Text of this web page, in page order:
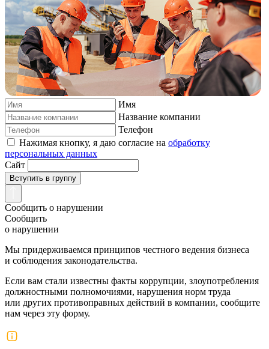
Имя
Название компании
Телефон
Нажимая кнопку, я даю согласие на обработку
персональных данных
Сайт
Вступить в группу
Сообщить о нарушении
Сообщить
о нарушении
Мы придерживаемся принципов честного ведения бизнеса
и соблюдения законодательства.
Если вам стали известны факты коррупции, злоупотребления
должностными полномочиями, нарушения норм труда
или других противоправных действий в компании, сообщите
нам через эту форму.